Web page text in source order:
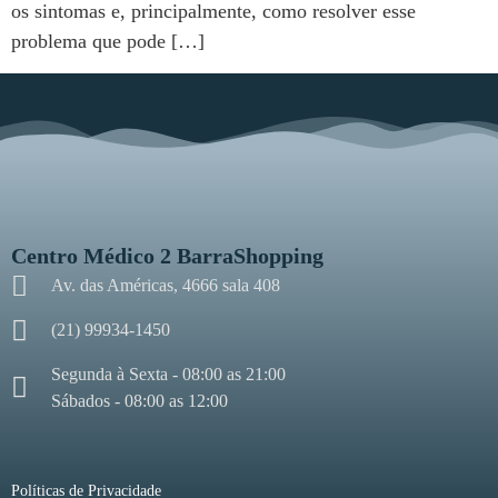
os sintomas e, principalmente, como resolver esse
problema que pode […]
Centro Médico 2 BarraShopping
Av. das Américas, 4666 sala 408
(21) 99934-1450
Segunda à Sexta - 08:00 as 21:00
Sábados - 08:00 as 12:00
Políticas de Privacidade